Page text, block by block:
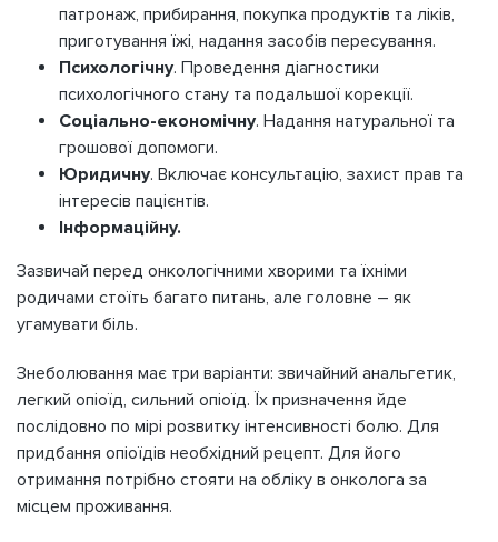
патронаж, прибирання, покупка продуктів та ліків,
приготування їжі, надання засобів пересування.
Психологічну. Проведення діагностики
психологічного стану та подальшої корекції.
Соціально-економічну. Надання натуральної та
грошової допомоги.
Юридичну. Включає консультацію, захист прав та
інтересів пацієнтів.
Інформаційну.
Зазвичай перед онкологічними хворими та їхніми
родичами стоїть багато питань, але головне – як
угамувати біль.
Знеболювання має три варіанти: звичайний анальгетик,
легкий опіоїд, сильний опіоїд. Їх призначення йде
послідовно по мірі розвитку інтенсивності болю. Для
придбання опіоїдів необхідний рецепт. Для його
отримання потрібно стояти на обліку в онколога за
місцем проживання.